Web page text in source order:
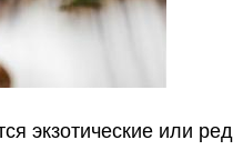
экзотические или